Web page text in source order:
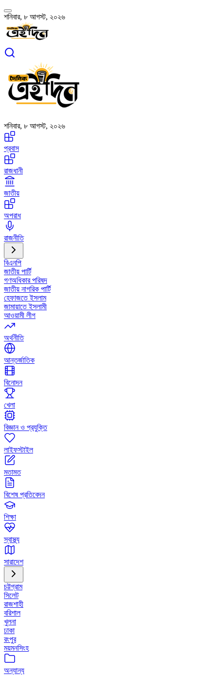
শনিবার, ৮ আগস্ট, ২০২৬
শনিবার, ৮ আগস্ট, ২০২৬
প্রবাস
রাজধানী
জাতীয়
অপরাধ
রাজনীতি
বিএনপি
জাতীয় পার্টি
গণঅধিকার পরিষদ
জাতীয় নাগরিক পার্টি
হেফাজতে ইসলাম
জামায়াতে ইসলামী
আওয়ামী লীগ
অর্থনীতি
আন্তর্জাতিক
বিনোদন
খেলা
বিজ্ঞান ও প্রযুক্তি
লাইফস্টাইল
মতামত
বিশেষ প্রতিবেদন
শিক্ষা
স্বাস্থ্য
সারাদেশ
চট্টগ্রাম
সিলেট
রাজশাহী
বরিশাল
খুলনা
ঢাকা
রংপুর
ময়মনসিংহ
অন্যান্য